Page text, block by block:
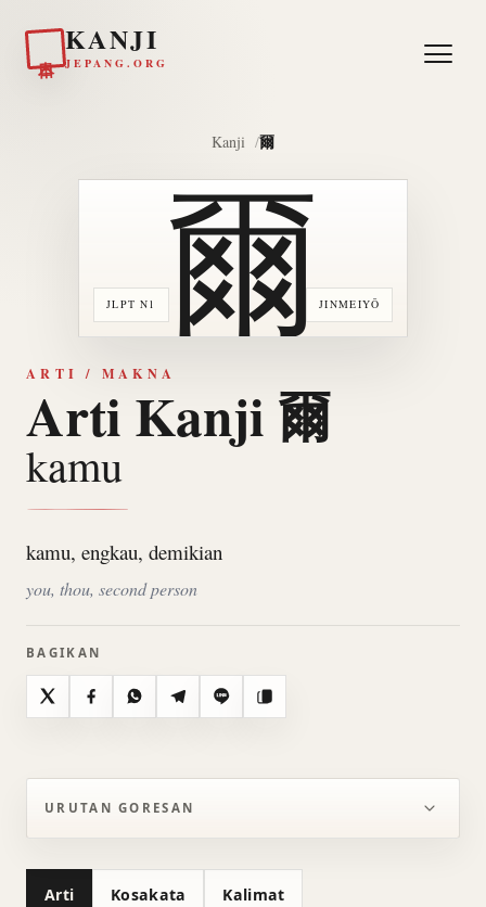
KANJI
JEPANG.ORG
Kanji 爾
JLPT N1 JINMEIYŌ
爾
ARTI / MAKNA
Arti Kanji 爾
kamu
kamu, engkau, demikian
you, thou, second person
BAGIKAN
X FacebookWhatsAppTelegramLine Salin
URUTAN GORESAN
Arti Kosakata Kalimat